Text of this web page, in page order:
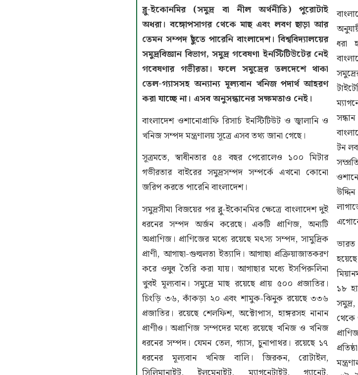
ব্লু-ইকোনমির (সমুদ্র বা নীল অর্থনীতি) পুরোটাই
অধরা। বঙ্গোপসাগর থেকে মাছ এবং লবণ ছাড়া আর
তেমন সম্পদ ছুঁতে পারেনি বাংলাদেশ। বিশ্ববিদ্যালয়ের
সমুদ্রবিজ্ঞান বিভাগ, সমুদ্র গবেষণা ইনস্টিটিউটের নেই
গবেষণার গভীরতা। ফলে সমুদ্রের তলদেশে থাকা
তেল-গ্যাসসহ অন্যান্য মূল্যবান খনিজ পদার্থ আহরণ
করা যাচ্ছে না। এসব অনুসন্ধানের সক্ষমতাও নেই।
বাংলাদেশ ওশানোগ্রাফি রিসার্চ ইনস্টিটিউট ও জ্বালানি ও
খনিজ সম্পদ মন্ত্রণালয় সূত্রে এসব তথ্য জানা গেছে।
সূত্রমতে, স্বাধীনতার ৫৪ বছর পেরোলেও ১০০ মিটার
গভীরতার বাইরের সমুদ্রসম্পদ সম্পর্কে এখনো কোনো
জরিপ করতে পারেনি বাংলাদেশ।
সমুদ্রসীমা বিজয়ের পর ব্লু-ইকোনমির ক্ষেত্রে বাংলাদেশ দুই
ধরনের সম্পদ অর্জন করেছে। একটি প্রাণিজ, অন্যটি
অপ্রাণিজ। প্রাণিজের মধ্যে রয়েছে মৎস্য সম্পদ, সামুদ্রিক
প্রাণী, আগাছা-গুল্মলতা ইত্যাদি। আগাছা প্রক্রিয়াজাতকরণ
করে ওষুধ তৈরি করা যায়। আগাছার মধ্যে ইসপিরুলিনা
খুবই মূল্যবান। সমুদ্রে মাছ রয়েছে প্রায় ৫০০ প্রজাতির।
চিংড়ি ৩৬, কাঁকড়া ২০ এবং শামুক-ঝিনুক রয়েছে ৩৩৬
প্রজাতির। রয়েছে শেলফিশ, অক্টোপাস, হাঙ্গরসহ নানান
প্রাণীও। অপ্রাণিজ সম্পদের মধ্যে রয়েছে খনিজ ও খনিজ
ধরনের সম্পদ। যেমন তেল, গ্যাস, চুনাপাথর। রয়েছে ১৭
ধরনের মূল্যবান খনিজ বালি। জিরকন, রোটাইল,
ধরা
টন
ভারত
১৮
থেকে